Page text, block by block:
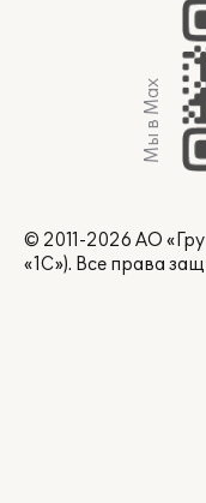
Мы в Max
© 2011-2026 АО
«1С»). Все права